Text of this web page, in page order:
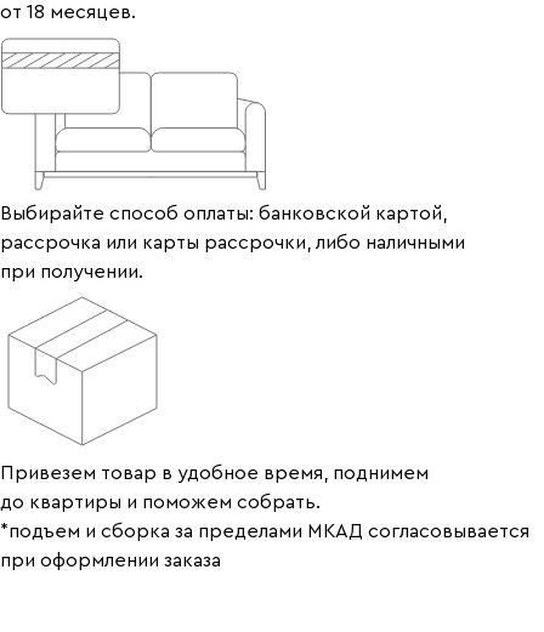
от 18 месяцев.
Выбирайте способ оплаты: банковской картой,
рассрочка или карты рассрочки, либо наличными
при получении.
Привезем товар в удобное время, поднимем
до квартиры и поможем собрать.
*подъем и сборка за пределами МКАД согласовывается
при оформлении заказа